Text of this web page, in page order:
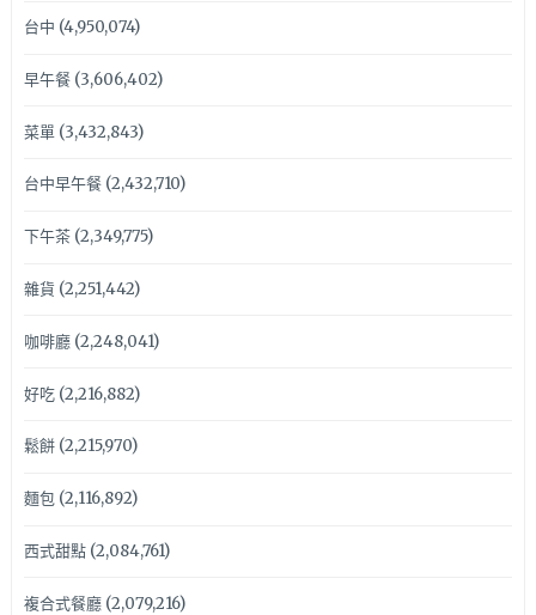
台中 (4,950,074)
早午餐(3,606,402)
菜單(3,432,843)
台中早午餐(2,432,710)
下午茶(2,349,775)
雜貨 (2,251,442)
咖啡廳(2,248,041)
好吃(2,216,882)
鬆餅(2,215,970)
麵包(2,116,892)
西式甜點(2,084,761)
複合式餐廳(2,079,216)